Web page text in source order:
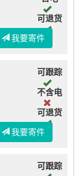
可退货
我要寄件
可跟踪
不含电
可退货
我要寄件
可跟踪